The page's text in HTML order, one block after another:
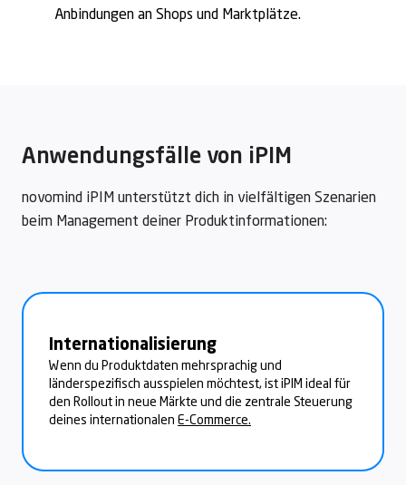
Anbindungen an Shops und Marktplätze.
Anwendungsfälle von iPIM
novomind iPIM unterstützt dich in vielfältigen Szenarien
beim Management deiner Produktinformationen:
Internationalisierung
Wenn du Produktdaten mehrsprachig und
länderspezifisch ausspielen möchtest, ist iPIM ideal für
den Rollout in neue Märkte und die zentrale Steuerung
deines internationalen E-Commerce.